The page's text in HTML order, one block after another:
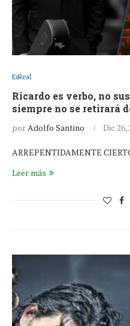
EsReal
Ricardo es verbo, no
siempre no se retirará
porAdolfo Santino Dic 26,
ARREPENTIDAMENTE
Leer más